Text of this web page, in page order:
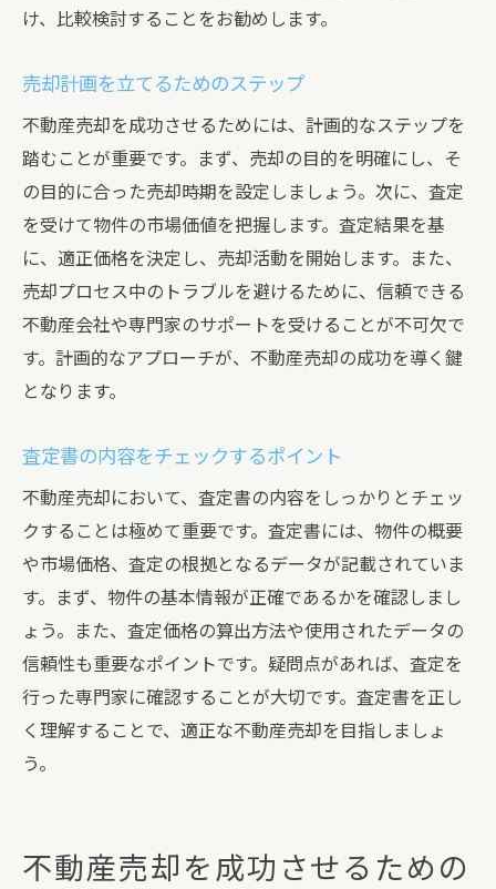
成功事例に見る売却タイミングの選定
売主の声から学ぶ成功の秘訣
け、比較検討することをお勧めします。
売却計画を立てるためのステップ
不動産売却を成功させるためには、計画的なステップを
踏むことが重要です。まず、売却の目的を明確にし、そ
の目的に合った売却時期を設定しましょう。次に、査定
を受けて物件の市場価値を把握します。査定結果を基
に、適正価格を決定し、売却活動を開始します。また、
売却プロセス中のトラブルを避けるために、信頼できる
不動産会社や専門家のサポートを受けることが不可欠で
す。計画的なアプローチが、不動産売却の成功を導く鍵
となります。
査定書の内容をチェックするポイント
不動産売却において、査定書の内容をしっかりとチェッ
クすることは極めて重要です。査定書には、物件の概要
や市場価格、査定の根拠となるデータが記載されていま
す。まず、物件の基本情報が正確であるかを確認しまし
ょう。また、査定価格の算出方法や使用されたデータの
信頼性も重要なポイントです。疑問点があれば、査定を
行った専門家に確認することが大切です。査定書を正し
く理解することで、適正な不動産売却を目指しましょ
う。
不動産売却を成功させるための